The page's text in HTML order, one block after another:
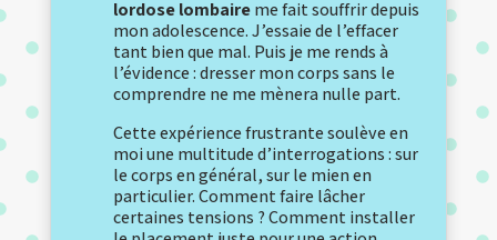
lordose lombaireme fait souffrir depuis
mon adolescence. J’essaie de l’effacer
tant bien que mal. Puis je me rends à
l’évidence : dresser mon corps sans le
comprendre ne me mènera nulle part.
Cette expérience frustrante soulève en
moi une multitude d’interrogations : sur
le corps en général, sur le mien en
particulier. Comment faire lâcher
certaines tensions ? Comment installer